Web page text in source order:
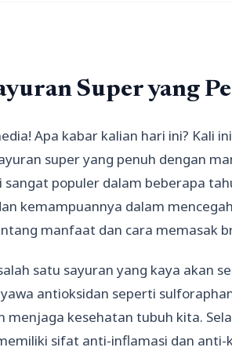
Super yang
Apa kabar kalian hari ini? Kali
super yang penuh dengan
sangat populer dalam beberapa
kemampuannya dalam
manfaat dan cara memasak
satu sayuran yang kaya akan
antioksidan seperti
menjaga kesehatan tubuh kita.
sifat anti-inflamasi dan anti-